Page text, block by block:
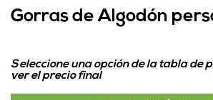
Gorras de Algodón
Seleccione una opción de la tabla de
ver el precio final